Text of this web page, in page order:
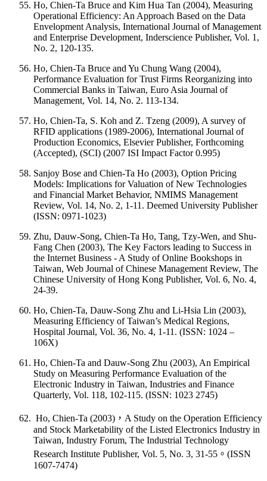
Ho, Chien-Ta Bruce and Kim Hua Tan (2004), Measuring
Operational Efficiency: An Approach Based on the Data
Envelopment Analysis, International Journal of Management
and Enterprise Development, Inderscience Publisher, Vol. 1,
No. 2, 120-135.
Ho, Chien-Ta Bruce and Yu Chung Wang (2004),
Performance Evaluation for Trust Firms Reorganizing into
Commercial Banks in Taiwan, Euro Asia Journal of
Management, Vol. 14, No. 2. 113-134.
Ho, Chien-Ta, S. Koh and Z. Tzeng (2009), A survey of
RFID applications (1989-2006), International Journal of
Production Economics, Elsevier Publisher, Forthcoming
(Accepted), (SCI) (2007 ISI Impact Factor 0.995)
Sanjoy Bose and Chien-Ta Ho (2003), Option Pricing
Models: Implications for Valuation of New Technologies
and Financial Market Behavior, NMIMS Management
Review, Vol. 14, No. 2, 1-11. Deemed University Publisher
(ISSN: 0971-1023)
Zhu, Dauw-Song, Chien-Ta Ho, Tang, Tzy-Wen, and Shu-
Fang Chen (2003), The Key Factors leading to Success in
the Internet Business - A Study of Online Bookshops in
Taiwan, Web Journal of Chinese Management Review, The
Chinese University of Hong Kong Publisher, Vol. 6, No. 4,
24-39.
Ho, Chien-Ta, Dauw-Song Zhu and Li-Hsia Lin (2003),
Measuring Efficiency of Taiwan’s Medical Regions,
Hospital Journal, Vol. 36, No. 4, 1-11. (ISSN: 1024 –
106X)
Ho, Chien-Ta and Dauw-Song Zhu (2003), An Empirical
Study on Measuring Performance Evaluation of the
Electronic Industry in Taiwan, Industries and Finance
Quarterly, Vol. 118, 102-115. (ISSN: 1023 2745)
Ho, Chien-Ta (2003)，A Study on the Operation Efficiency
and Stock Marketability of the Listed Electronics Industry in
Taiwan, Industry Forum, The Industrial Technology
Research Institute Publisher, Vol. 5, No. 3, 31-55。(ISSN
1607-7474)